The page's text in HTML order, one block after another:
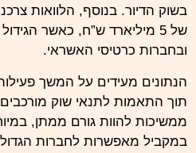
בשוק הדיור. בנוסף, הלוואות
של 5 מיליארד ש”ח, כאשר
ובחברות כרטיסי האשראי.
הנתונים מעידים על המשך
תוך התאמות לתנאי שוק
ממשיכות להוות גורם ממתן,
במקביל מאפשרות לחברות